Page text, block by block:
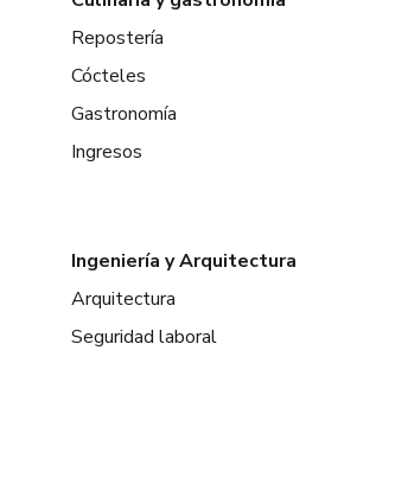
Repostería
Cócteles
Gastronomía
Ingresos
Ingeniería y Arquitectura
Arquitectura
Seguridad laboral